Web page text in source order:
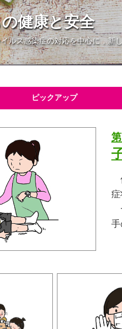
健康と安全
ルス感染症の対応を中心に，新
ピックアップ
第